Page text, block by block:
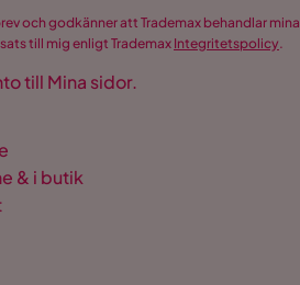
och godkänner att Trademax behandlar mina
till mig enligt Trademax Integritetspolicy.
till Mina sidor.
& i butik